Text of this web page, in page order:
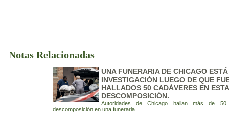
Notas Relacionadas
UNA FUNERARIA DE CHICAGO
INVESTIGACIÓN LUEGO DE QUE
HALLADOS 50 CADÁVERES EN
DESCOMPOSICIÓN.
Autoridades de Chicago hallan más de 50
descomposición en una funeraria